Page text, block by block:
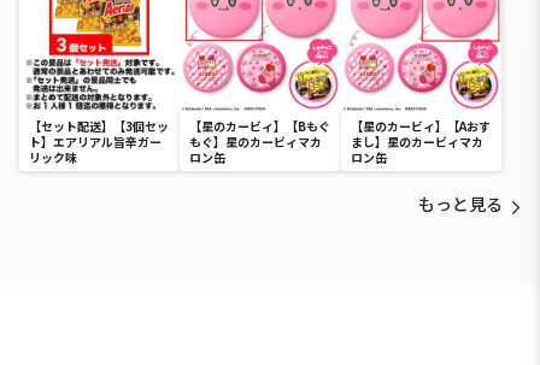
【セット配送】【3個セッ
ト】エアリアル旨辛ガー
リック味
【星のカービィ】【Bもぐ
もぐ】星のカービィマカ
ロン缶
【星のカービィ】【Aおす
まし】星のカービィマカ
ロン缶
もっと見る